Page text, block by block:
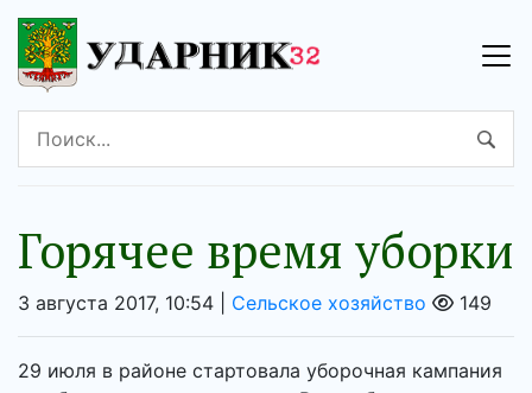
Горячее время уборки
3 августа 2017, 10:54 | Сельское хозяйство 149
29 июля в районе стартовала уборочная кампания